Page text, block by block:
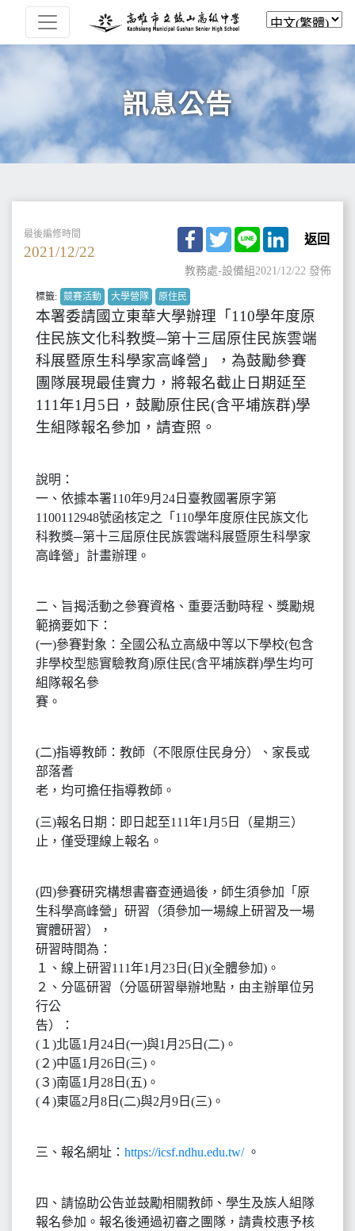
訊息公告
最後編修時間
2021/12/22
Facebook
TwitterLine LinkedIn
返回
教務處-設備組2021/12/22 發佈
標籤: 競賽活動 大學營隊 原住民
本署委請國立東華大學辦理「110學年度原
住民族文化科教獎─第十三屆原住民族雲端
科展暨原生科學家高峰營」，為鼓勵參賽
團隊展現最佳實力，將報名截止日期延至
111年1月5日，鼓勵原住民(含平埔族群)學
生組隊報名參加，請查照。
說明：
一、依據本署110年9月24日臺教國署原字第
1100112948號函核定之「110學年度原住民族文化
科教獎─第十三屆原住民族雲端科展暨原生科學家
高峰營」計畫辦理。
二、旨揭活動之參賽資格、重要活動時程、獎勵規
範摘要如下：
(一)參賽對象：全國公私立高級中等以下學校(包含
非學校型態實驗教育)原住民(含平埔族群)學生均可
組隊報名參
賽。
(二)指導教師：教師（不限原住民身分）、家長或
部落耆
老，均可擔任指導教師。
(三)報名日期：即日起至111年1月5日（星期三）
止，僅受理線上報名。
(四)參賽研究構想書審查通過後，師生須參加「原
生科學高峰營」研習（須參加一場線上研習及一場
實體研習），
研習時間為：
１、線上研習111年1月23日(日)(全體參加)。
２、分區研習（分區研習舉辦地點，由主辦單位另
行公
告）：
(１)北區1月24日(一)與1月25日(二)。
(２)中區1月26日(三)。
(３)南區1月28日(五)。
(４)東區2月8日(二)與2月9日(三)。
三、報名網址： https://icsf.ndhu.edu.tw/。
四、請協助公告並鼓勵相關教師、學生及族人組隊
報名參加。報名後通過初審之團隊，請貴校惠予核